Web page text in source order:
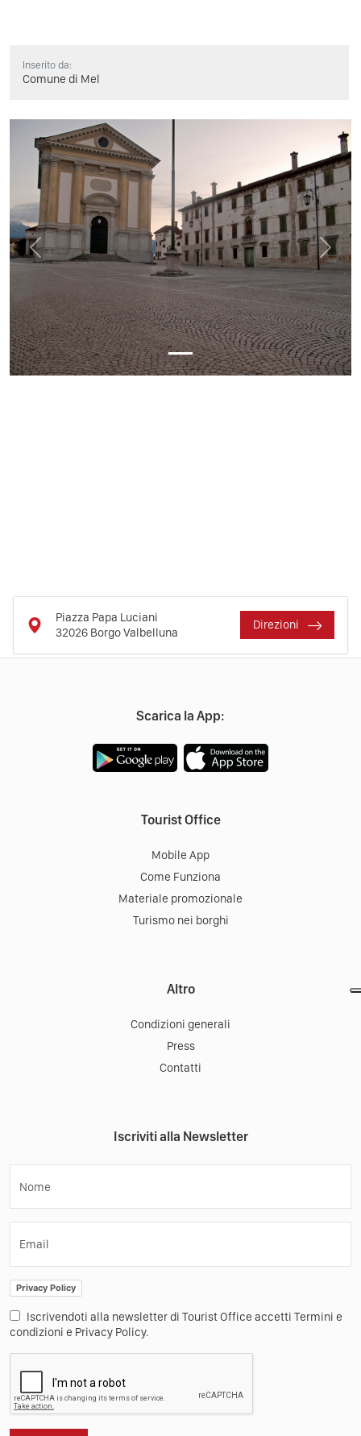
Inserito da:
Comune di Mel
Previous Next
Piazza Papa Luciani
32026 Borgo Valbelluna
Direzioni
Scarica la App:
Tourist Office
Mobile App
Come Funziona
Materiale promozionale
Turismo nei borghi
Altro
Condizioni generali
Press
Contatti
Iscriviti alla Newsletter
Nome
Email
Privacy Policy
Iscrivendoti alla newsletter di Tourist Office accetti Termini e
condizioni e Privacy Policy.